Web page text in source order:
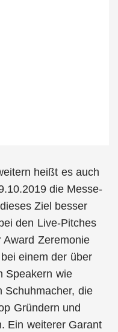
heißt es auch
die Messe-
Ziel besser
den Live-Pitches
Award Zeremonie
einem der über
Speakern wie
Schuhmacher, die
Gründern und
Ein weiterer Garant